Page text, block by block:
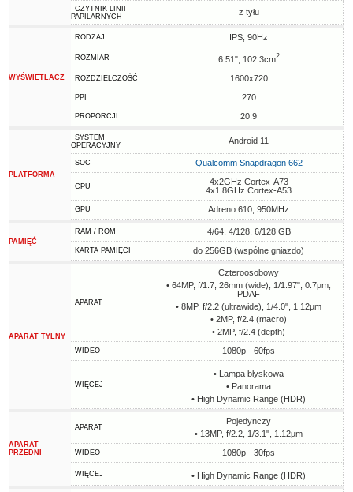
CZYTNIK LINII
PAPILARNYCH
z tyłu
WYŚWIETLACZ
RODZAJ IPS, 90Hz
ROZMIAR 6.51", 102.3cm2
ROZDZIELCZOŚĆ 1600x720
PPI 270
PROPORCJI 20:9
PLATFORMA
SYSTEM
OPERACYJNY
Android 11
SOC Qualcomm Snapdragon 662
CPU
4x2GHz Cortex-A73
4x1.8GHz Cortex-A53
GPU Adreno 610, 950MHz
PAMIĘĆ
RAM / ROM 4/64, 4/128, 6/128 GB
KARTA PAMIĘCI do 256GB (wspólne gniazdo)
APARAT TYLNY
APARAT
Czteroosobowy
• 64MP, f/1.7, 26mm (wide), 1/1.97", 0.7µm,
PDAF
• 8MP, f/2.2 (ultrawide), 1/4.0", 1.12µm
• 2MP, f/2.4 (macro)
• 2MP, f/2.4 (depth)
WIDEO 1080p - 60fps
WIĘCEJ
• Lampa błyskowa
• Panorama
• High Dynamic Range (HDR)
APARAT
PRZEDNI
APARAT
Pojedynczy
• 13MP, f/2.2, 1/3.1", 1.12µm
WIDEO 1080p - 30fps
WIĘCEJ • High Dynamic Range (HDR)